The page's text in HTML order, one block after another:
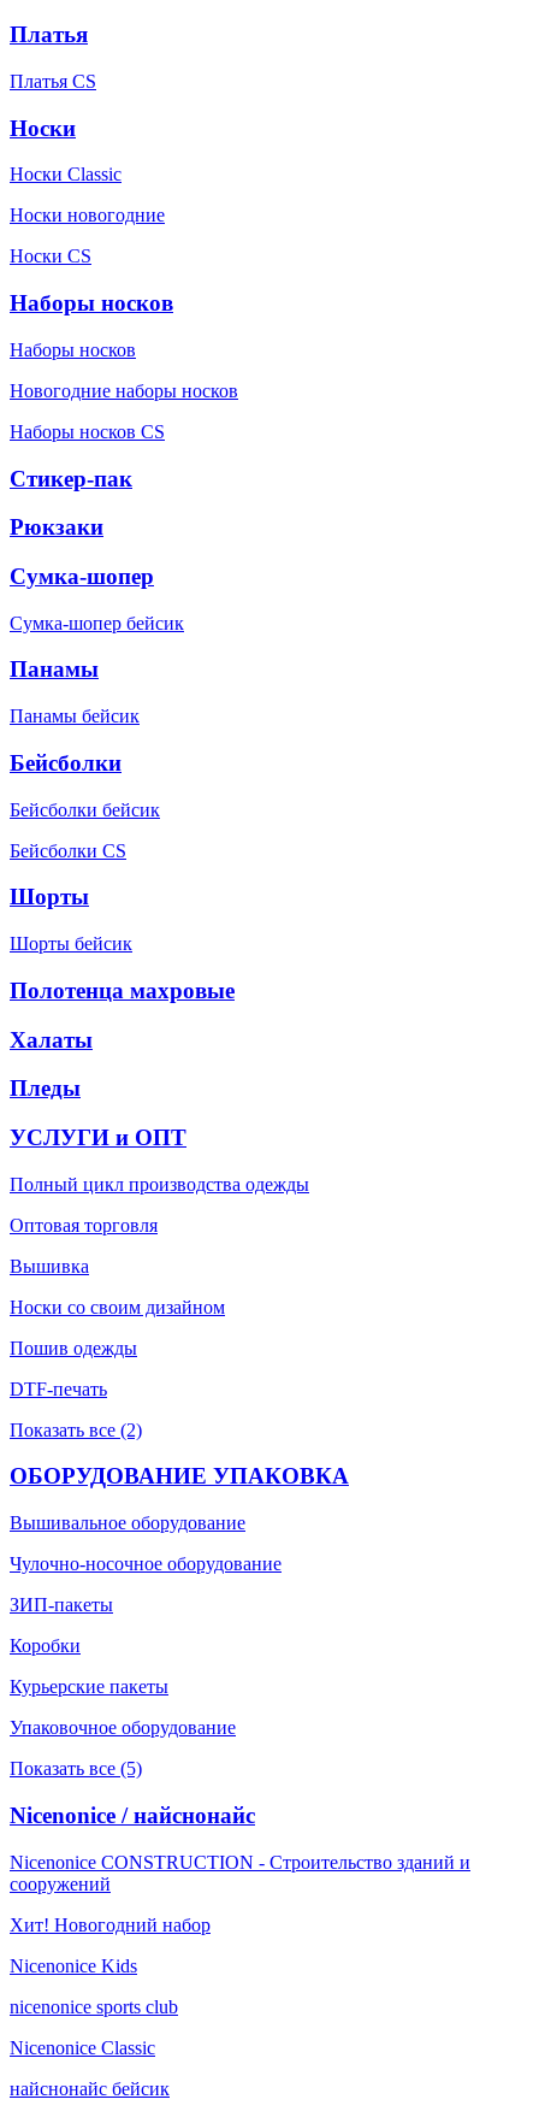
Платья
Платья CS
Носки
Носки Classic
Носки новогодние
Носки CS
Наборы носков
Наборы носков
Новогодние наборы носков
Наборы носков CS
Стикер-пак
Рюкзаки
Сумка-шопер
Сумка-шопер бейсик
Панамы
Панамы бейсик
Бейсболки
Бейсболки бейсик
Бейсболки CS
Шорты
Шорты бейсик
Полотенца махровые
Халаты
Пледы
УСЛУГИ и ОПТ
Полный цикл производства одежды
Оптовая торговля
Вышивка
Носки со своим дизайном
Пошив одежды
DTF-печать
Показать все (2)
ОБОРУДОВАНИЕ УПАКОВКА
Вышивальное оборудование
Чулочно-носочное оборудование
ЗИП-пакеты
Коробки
Курьерские пакеты
Упаковочное оборудование
Показать все (5)
Nicenonice / найснонайс
Nicenonice CONSTRUCTION - Строительство зданий и
сооружений
Хит! Новогодний набор
Nicenonice Kids
nicenonice sports club
Nicenonice Classic
найснонайс бейсик